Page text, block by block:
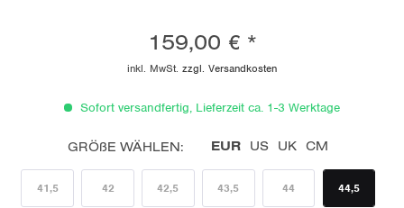
159,00 € *
inkl. MwSt. zzgl. Versandkosten
Sofort versandfertig, Lieferzeit ca. 1-3 Werktage
GRÖßE WÄHLEN: EUR US UK CM
41,5 42 42,5 43,5 44 44,5